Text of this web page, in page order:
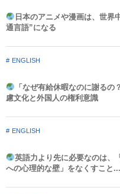
日本のアニメや漫画は、世界
通言語”になる
ENGLISH
「なぜ有給休暇なのに謝る
慮文化と外国人の権利意識​
ENGLISH
英語力より先に必要なのは、
への心理的な壁」をなくすこと...